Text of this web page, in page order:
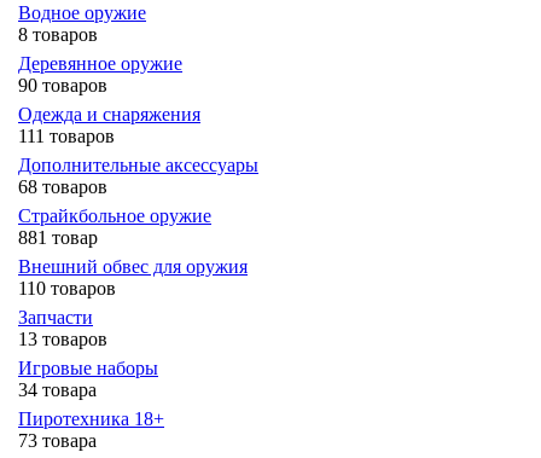
Водное оружие
8 товаров
Деревянное оружие
90 товаров
Одежда и снаряжения
111 товаров
Дополнительные аксессуары
68 товаров
Страйкбольное оружие
881 товар
Внешний обвес для оружия
110 товаров
Запчасти
13 товаров
Игровые наборы
34 товара
Пиротехника 18+
73 товара